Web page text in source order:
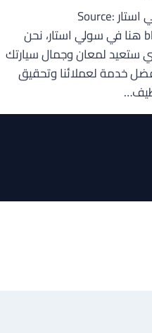
خدمات تنظيف السيارات من سولي استار Source:
blogger.googleusercontent.com هنا في سولي استار، نحن
ستعيد لمعان وجمال سيارتك
خدمة لعملائنا وتحقيق